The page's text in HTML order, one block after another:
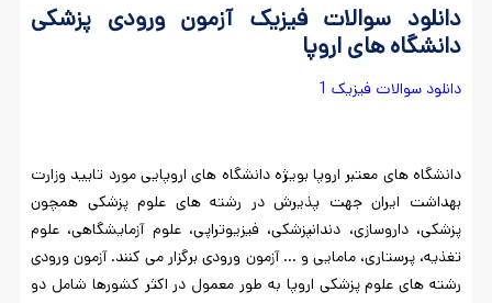
دانلود سوالات فیزیک آزمون ورودی پزشکی
دانشگاه های اروپا
دانلود سوالات فیزیک 1
دانشگاه های معتبر اروپا بویژه دانشگاه های اروپایی مورد تایید وزارت
بهداشت ایران جهت پذیرش در رشته های علوم پزشکی همچون
پزشکی، داروسازی، دندانپزشکی، فیزیوتراپی، علوم آزمایشگاهی، علوم
تغذیه، پرستاری، مامایی و … آزمون ورودی برگزار می کنند. آزمون ورودی
رشته های علوم پزشکی اروپا به طور معمول در اکثر کشورها شامل دو